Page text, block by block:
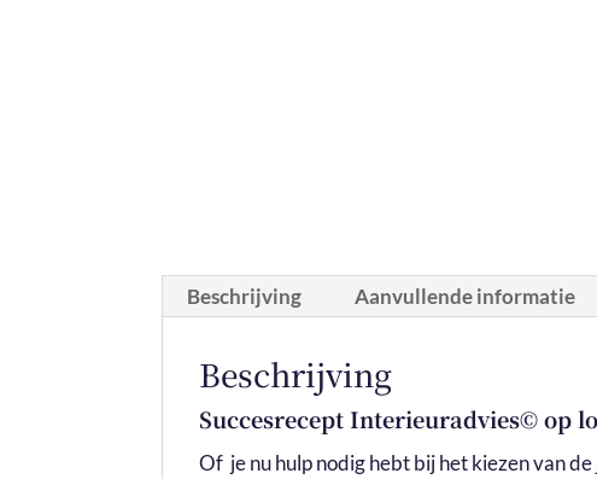
Beschrijving Aanvullende informatie
Beschrijving
Succesrecept Interieuradvies©op
Of je nu hulp nodig hebt bij het kiezen van